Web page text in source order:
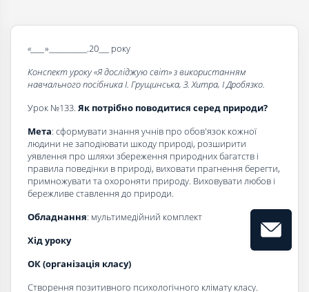
«____ »___________.20___ року
Конспект уроку «Я досліджую світ» з використанням
навчального посібника І. Грущинська, З. Хитра, І Дробязко.
Урок №133. Як потрібно поводитися серед природи?
Мета: сформувати знання учнів про обов'язок кожної
людини не заподіювати шкоду природі, розширити
уявлення про шляхи збереження природних багатств і
правила поведінки в природі, виховати прагнення берегти,
примножувати та охороняти природу. Виховувати любов і
бережливе ставлення до природи.
Обладнання: мультимедійний комплект
Хід уроку
ОК (організація класу)
Створення позитивного психологічного клімату класу.